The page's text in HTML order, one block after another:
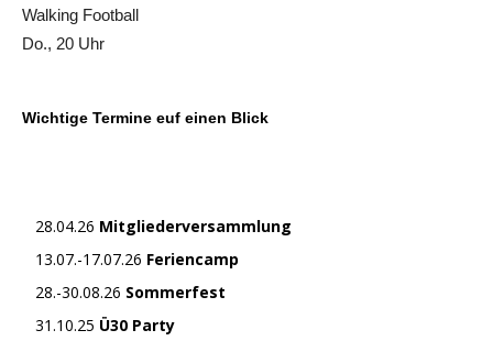
Walking Football
Do., 20 Uhr
Wichtige Termine euf einen Blick
28.04.26 Mitgliederversammlung
13.07.-17.07.26 Feriencamp
28.-30.08.26 Sommerfest
31.10.25 Ü30 Party